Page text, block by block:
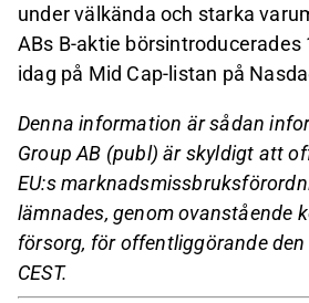
under välkända och starka
ABs B-aktie börsintroducerades
idag på Mid Cap-listan på
Denna information är sådan
Group AB (publ) är skyldigt att
EU:s
lämnades, genom ovanstående
försorg, för offentliggörande
CEST.